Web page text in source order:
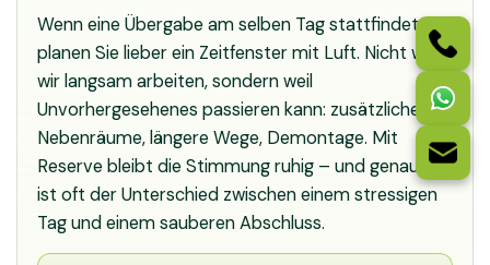
Wenn eine Übergabe am selben Tag stattfindet,
planen Sie lieber ein Zeitfenster mit Luft. Nicht weil
wir langsam arbeiten, sondern weil
Unvorhergesehenes passieren kann: zusätzliche
Nebenräume, längere Wege, Demontage. Mit
Reserve bleibt die Stimmung ruhig – und genau das
ist oft der Unterschied zwischen einem stressigen
Tag und einem sauberen Abschluss.